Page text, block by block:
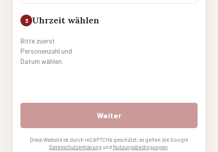
3 Uhrzeit wählen
Bitte zuerst
Personenzahl und
Datum wählen.
Weiter
Diese Website ist durch reCAPTCHA geschützt; es gelten die Google
Datenschutzerklärung und Nutzungsbedingungen